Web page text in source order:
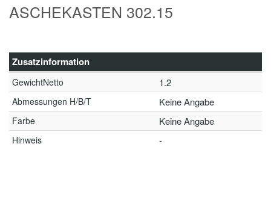
ASCHEKASTEN 302.15
Zusatzinformation
GewichtNetto 1.2
Abmessungen H/B/T Keine Angabe
Farbe Keine Angabe
Hinweis -